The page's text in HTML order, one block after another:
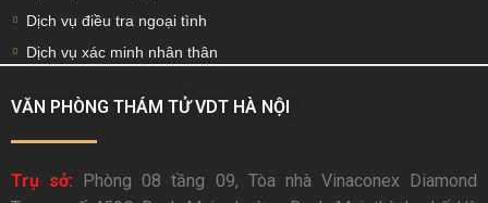
Dịch vụ điều tra ngoại tình
Dịch vụ xác minh nhân thân
VĂN PHÒNG THÁM TỬ VDT HÀ NỘI
Trụ sở:
Phòng 08 tầng 09, Tòa nhà Vinaconex Diamond